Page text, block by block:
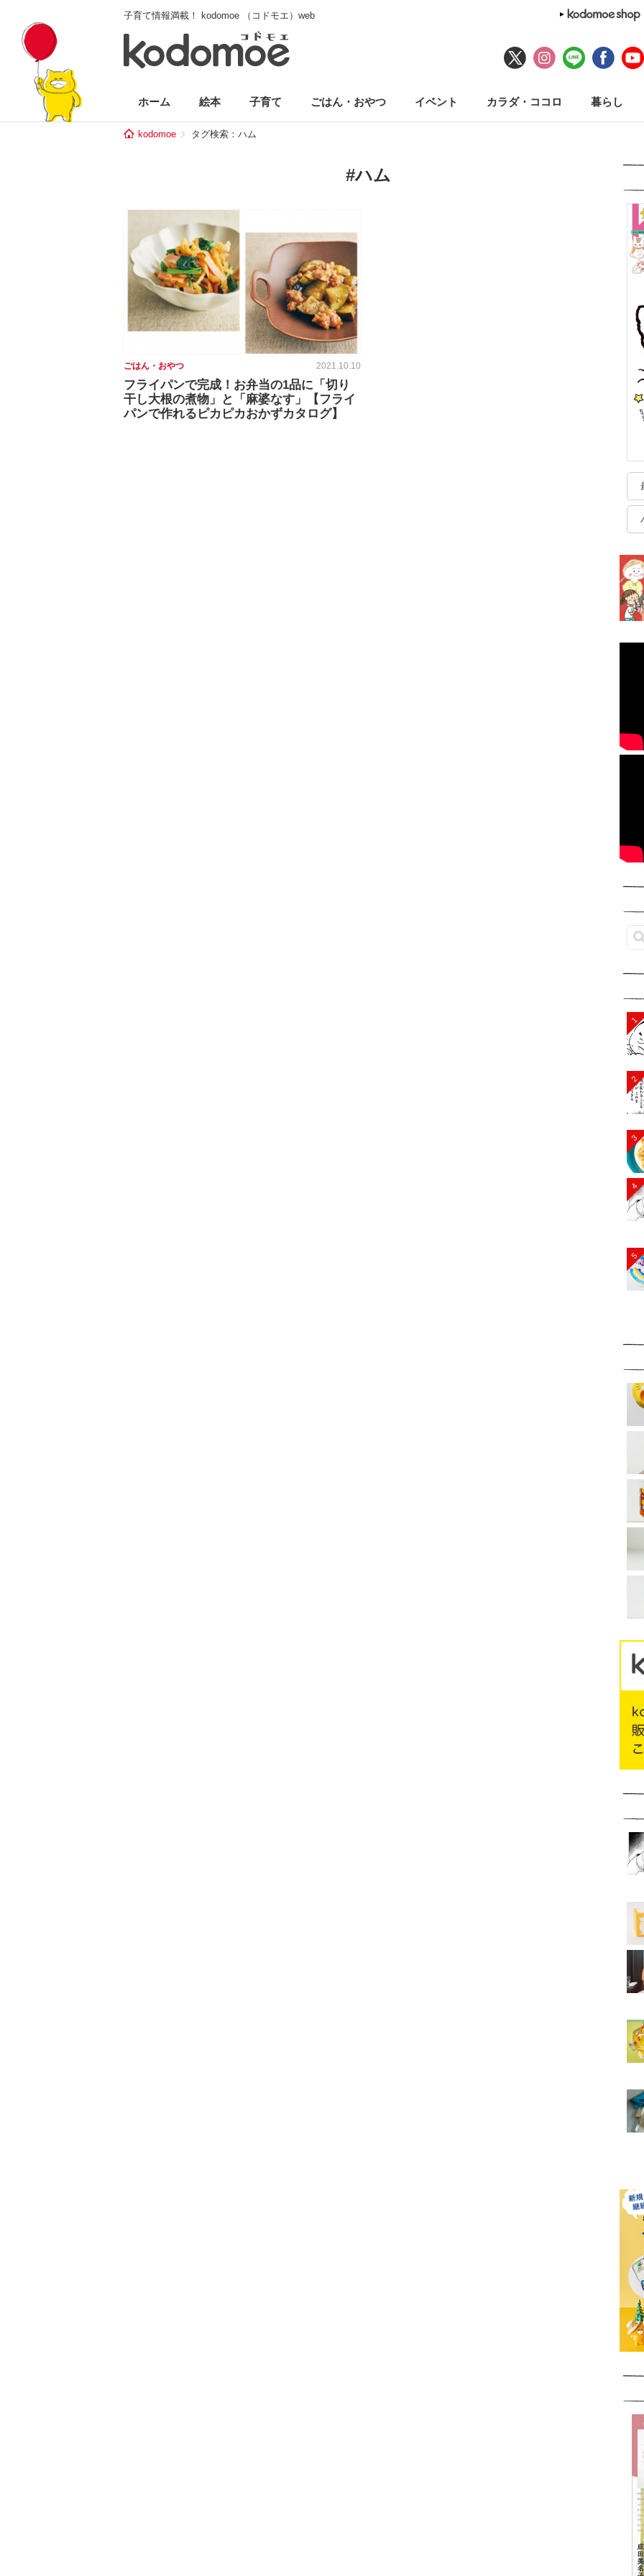
子育て情報満載！ kodomoe （コドモエ）web
ホーム 絵本 子育て ごはん・おやつ イベント カラダ・ココロ 暮らし
kodomoe タグ検索：ハム
#ハム
ごはん・おやつ 2021.10.10
フライパンで完成！お弁当の1品に「切り
干し大根の煮物」と「麻婆なす」【フライ
パンで作れるピカピカおかずカタログ】
1
2
3
4
5